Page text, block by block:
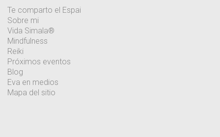
Te comparto el Espai
Sobre mi
Vida Simala®
Mindfulness
Reiki
Próximos eventos
Blog
Eva en medios
Mapa del sitio